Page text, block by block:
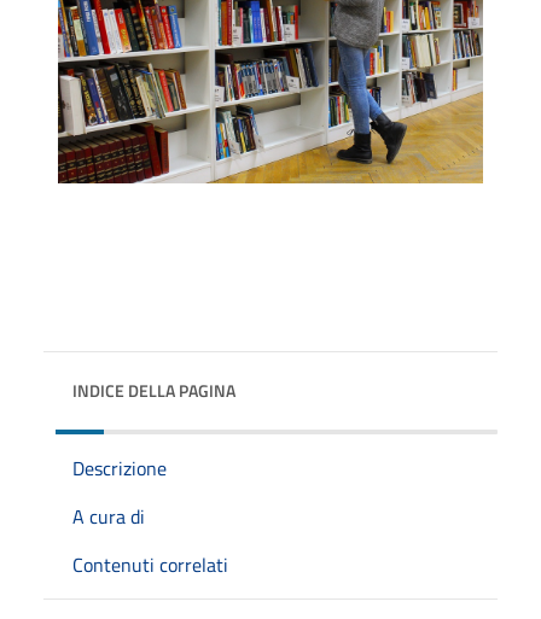
INDICE DELLA PAGINA
Descrizione
A cura di
Contenuti correlati